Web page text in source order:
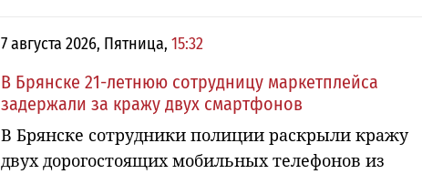
7 августа 2026, Пятница, 15:32
В Брянске 21-летнюю сотрудницу маркетплейса
задержали за кражу двух смартфонов
В Брянске сотрудники полиции раскрыли кражу
двух дорогостоящих мобильных телефонов из